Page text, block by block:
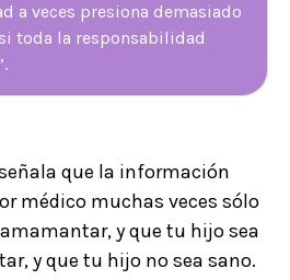
a veces presiona demasiado
toda la responsabilidad
que la información
médico muchas veces sólo
y que tu hijo sea
y que tu hijo no sea sano.